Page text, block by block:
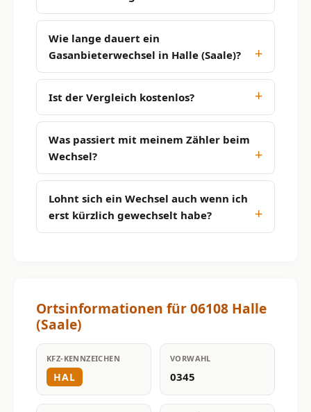
Wie lange dauert ein
Gasanbieterwechsel in Halle (Saale)?
Ist der Vergleich kostenlos?
Was passiert mit meinem Zähler beim
Wechsel?
Lohnt sich ein Wechsel auch wenn ich
erst kürzlich gewechselt habe?
Ortsinformationen für 06108 Halle
(Saale)
KFZ-KENNZEICHEN
HAL
VORWAHL
0345